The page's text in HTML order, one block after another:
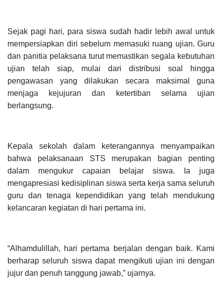
Sejak pagi hari, para siswa sudah hadir lebih awal untuk
mempersiapkan diri sebelum memasuki ruang ujian. Guru
dan panitia pelaksana turut memastikan segala kebutuhan
ujian telah siap, mulai dari distribusi soal hingga
pengawasan yang dilakukan secara maksimal guna
menjaga kejujuran dan ketertiban selama ujian
berlangsung.
Kepala sekolah dalam keterangannya menyampaikan
bahwa pelaksanaan STS merupakan bagian penting
dalam mengukur capaian belajar siswa. Ia juga
mengapresiasi kedisiplinan siswa serta kerja sama seluruh
guru dan tenaga kependidikan yang telah mendukung
kelancaran kegiatan di hari pertama ini.
“Alhamdulillah, hari pertama berjalan dengan baik. Kami
berharap seluruh siswa dapat mengikuti ujian ini dengan
jujur dan penuh tanggung jawab,” ujarnya.